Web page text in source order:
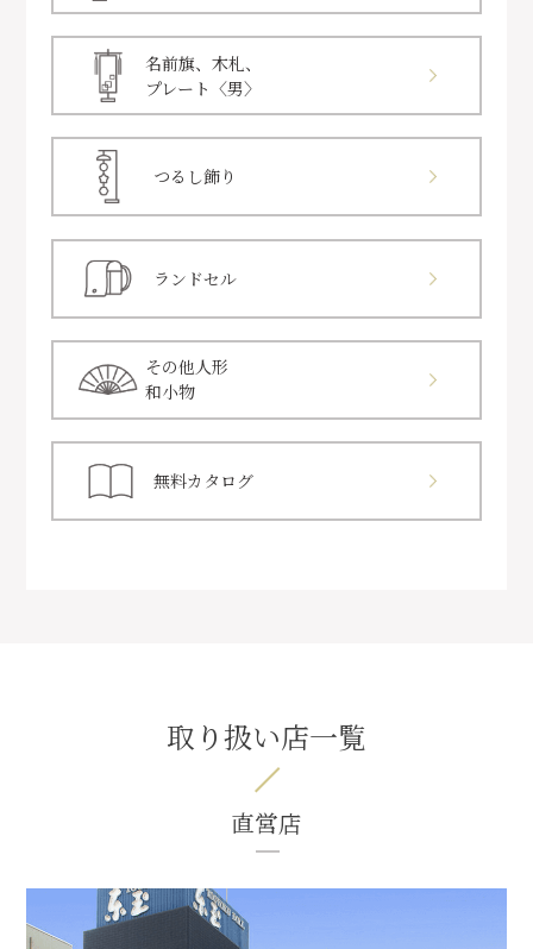
名前旗、木札、
プレート〈男〉
つるし飾り
ランドセル
その他人形
和小物
無料カタログ
取り扱い店一覧
直営店